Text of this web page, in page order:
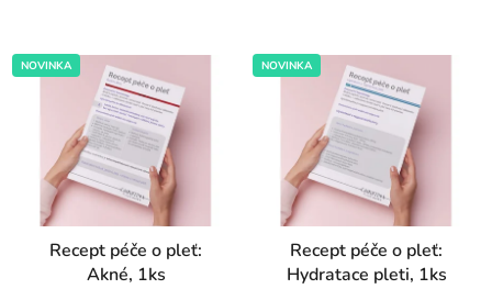
NOVINKA
Recept péče o pleť:
Akné, 1ks
NOVINKA
Recept péče o pleť:
Hydratace pleti, 1ks